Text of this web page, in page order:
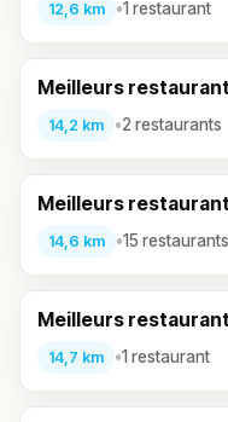
12,6 km •1 restaurant
Meilleurs
14,2 km •2 restaurants
Meilleurs
14,6 km •15 restaurants
Meilleurs
14,7 km •1 restaurant